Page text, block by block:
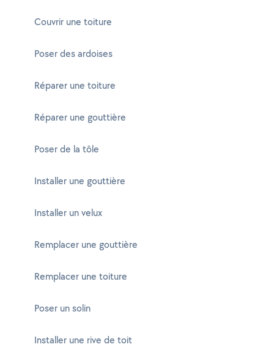
Couvrir une toiture
Poser des ardoises
Réparer une toiture
Réparer une gouttière
Poser de la tôle
Installer une gouttière
Installer un velux
Remplacer une gouttière
Remplacer une toiture
Poser un solin
Installer une rive de toit